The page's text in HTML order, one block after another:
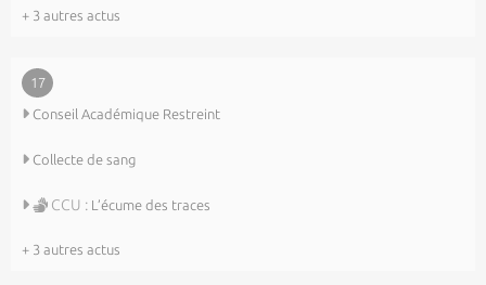
+ 3 autres actus
17
Conseil Académique Restreint
Collecte de sang
CCU : L’écume des traces
+ 3 autres actus